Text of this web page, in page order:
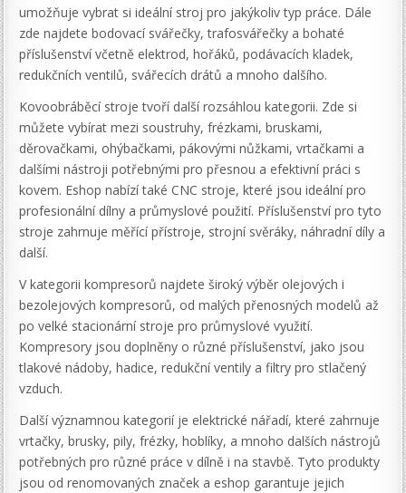
umožňuje vybrat si ideální stroj pro jakýkoliv typ práce. Dále
zde najdete bodovací svářečky, trafosvářečky a bohaté
příslušenství včetně elektrod, hořáků, podávacích kladek,
redukčních ventilů, svářecích drátů a mnoho dalšího.
Kovoobráběcí stroje tvoří další rozsáhlou kategorii. Zde si
můžete vybírat mezi soustruhy, frézkami, bruskami,
děrovačkami, ohýbačkami, pákovými nůžkami, vrtačkami a
dalšími nástroji potřebnými pro přesnou a efektivní práci s
kovem. Eshop nabízí také CNC stroje, které jsou ideální pro
profesionální dílny a průmyslové použití. Příslušenství pro tyto
stroje zahrnuje měřící přístroje, strojní svěráky, náhradní díly a
další.
V kategorii kompresorů najdete široký výběr olejových i
bezolejových kompresorů, od malých přenosných modelů až
po velké stacionární stroje pro průmyslové využití.
Kompresory jsou doplněny o různé příslušenství, jako jsou
tlakové nádoby, hadice, redukční ventily a filtry pro stlačený
vzduch.
Další významnou kategorií je elektrické nářadí, které zahrnuje
vrtačky, brusky, pily, frézky, hoblíky, a mnoho dalších nástrojů
potřebných pro různé práce v dílně i na stavbě. Tyto produkty
jsou od renomovaných značek a eshop garantuje jejich